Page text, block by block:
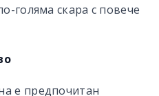
голяма скара с повече
е предпочитан